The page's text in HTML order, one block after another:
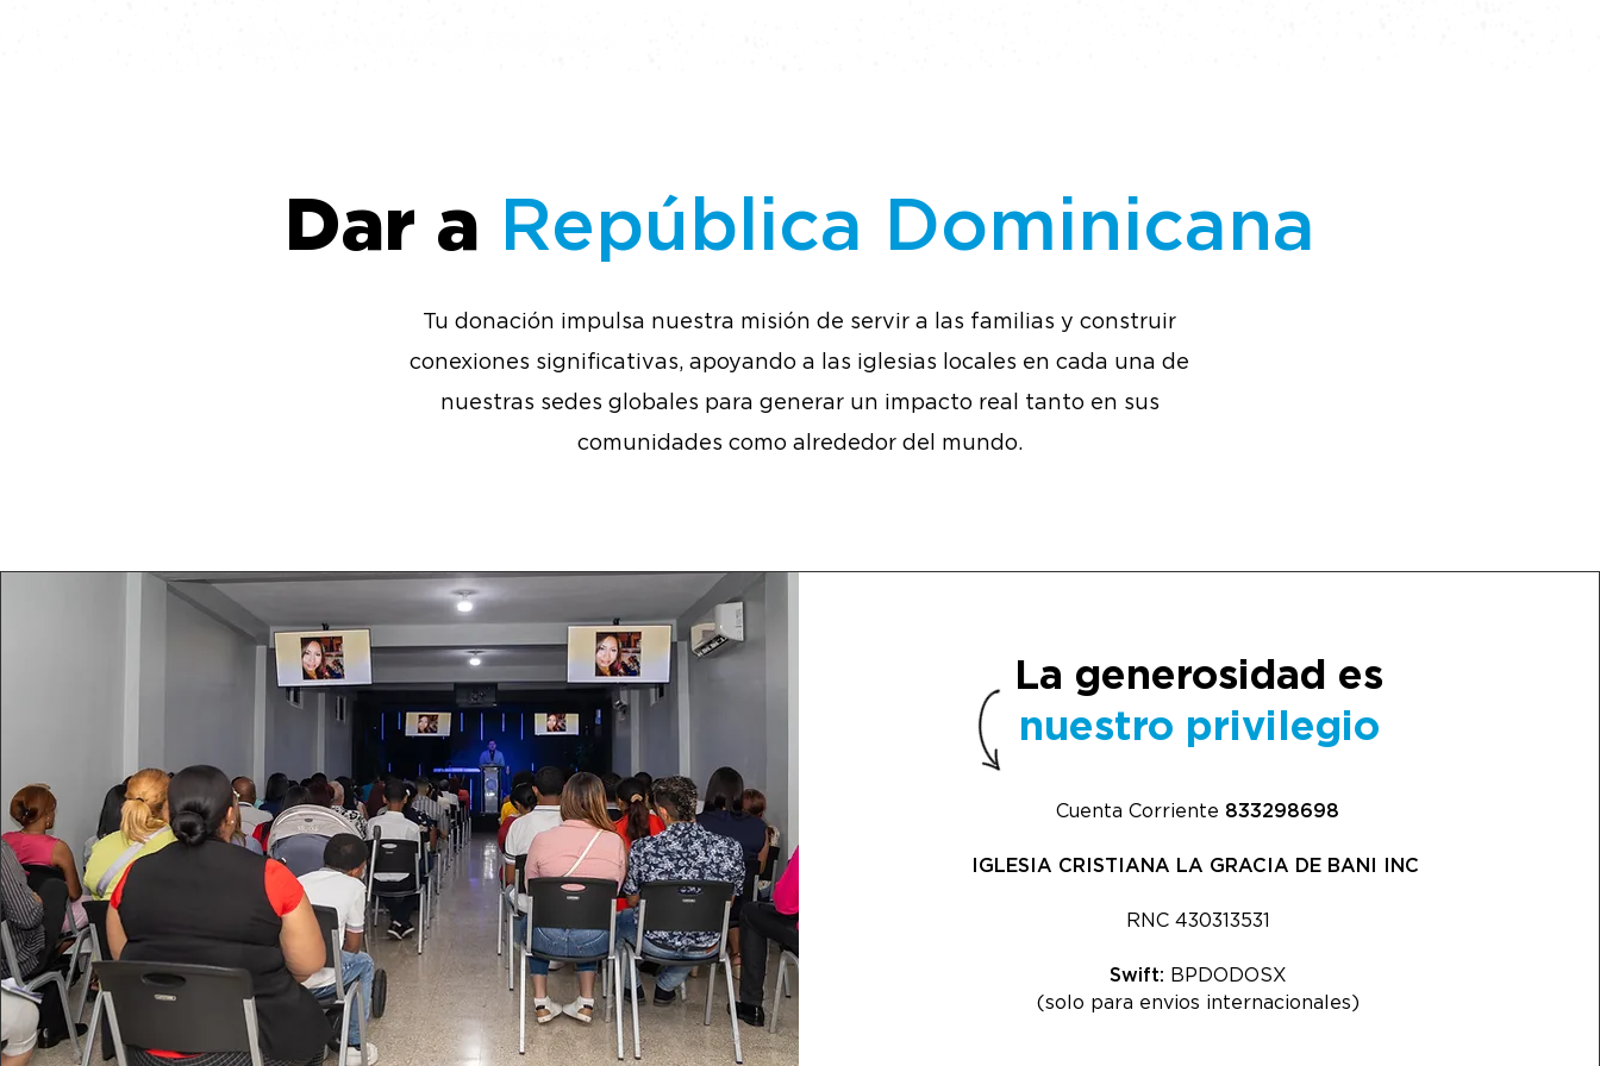
Dar a República Dominicana
Tu donación impulsa nuestra misión de servir a las familias y construir
conexiones significativas, apoyando a las iglesias locales en cada una de
nuestras sedes globales para generar un impacto real tanto en sus
comunidades como alrededor del mundo.
La generosidad es
nuestro privilegio
Cuenta Corriente 833298698
IGLESIA CRISTIANA LA GRACIA DE BANI INC
RNC 430313531
Swift: BPDODOSX
(solo para envios internacionales)